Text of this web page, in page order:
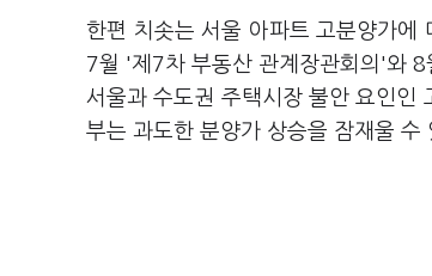
한편 치솟는 서울 아파트 고분양가에
7월 '제7차 부동산 관계장관회의'와
서울과 수도권 주택시장 불안 요인인
부는 과도한 분양가 상승을 잠재울 수